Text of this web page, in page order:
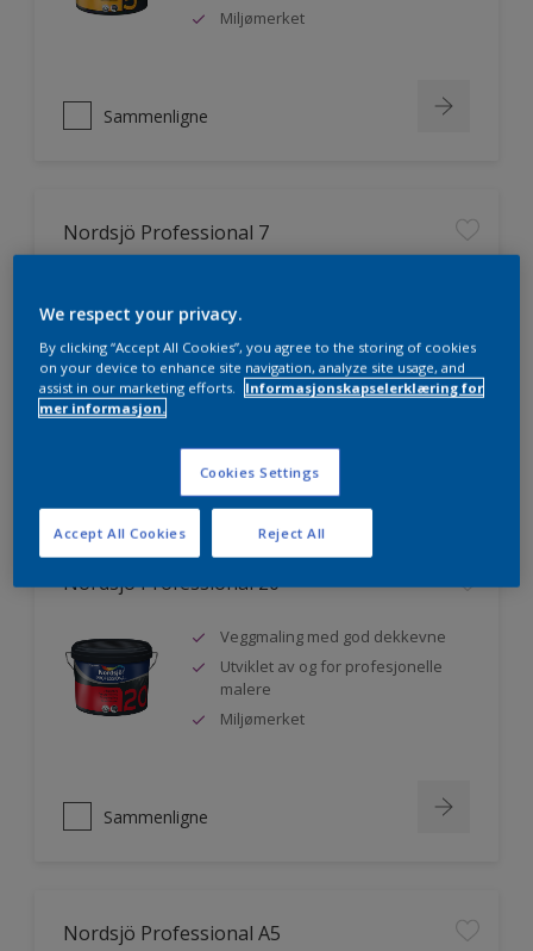
Miljømerket
Sammenligne
Nordsjö Professional 7
Lett å påføre og fordele
Jevnere og finere finish, også i
mørke farger
Sammenligne
Nordsjö Professional 20
Veggmaling med god dekkevne
Utviklet av og for profesjonelle
malere
Miljømerket
Sammenligne
Nordsjö Professional A5
We respect your privacy.
By clicking “Accept All Cookies”, you agree to the storing of cookies
on your device to enhance site navigation, analyze site usage, and
assist in our marketing efforts.
Informasjonskapselerklæring for
mer informasjon.
Cookies Settings
Reject All
Accept All Cookies